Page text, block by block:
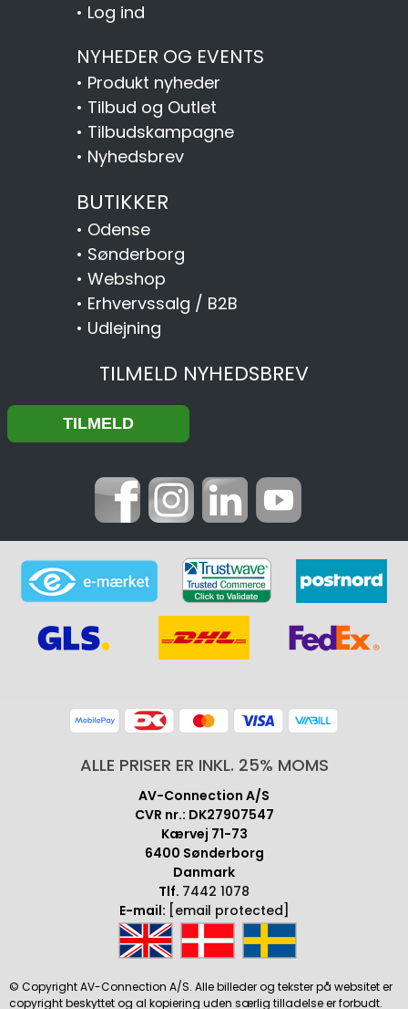
• Log ind
NYHEDER OG EVENTS
• Produkt nyheder
• Tilbud og Outlet
• Tilbudskampagne
• Nyhedsbrev
BUTIKKER
• Odense
• Sønderborg
• Webshop
• Erhvervssalg / B2B
• Udlejning
TILMELD NYHEDSBREV
ALLE PRISER ER INKL. 25% MOMS
AV-Connection A/S
CVR nr.: DK27907547
Kærvej 71-73
6400 Sønderborg
Danmark
Tlf. 7442 1078
E-mail: [email protected]
© Copyright AV-Connection A/S. Alle billeder og tekster på websitet er
copyright beskyttet og al kopiering uden særlig tilladelse er forbudt.